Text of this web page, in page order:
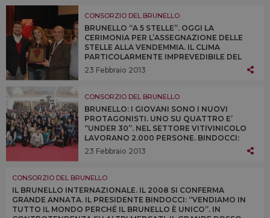
CONSORZIO DEL BRUNELLO
BRUNELLO “A 5 STELLE”. OGGI LA
CERIMONIA PER L’ASSEGNAZIONE DELLE
STELLE ALLA VENDEMMIA. IL CLIMA
PARTICOLARMENTE IMPREVEDIBILE DEL
2012 NON HA INFLUITO SULLA QUALITÀ
DELLE UVE RACCOLTE A MONTALCINO, A
14%
23 Febbraio 2013
CONSORZIO DEL BRUNELLO
BRUNELLO: I GIOVANI SONO I NUOVI
PROTAGONISTI. UNO SU QUATTRO E’
“UNDER 30”. NEL SETTORE VITIVINICOLO
LAVORANO 2.000 PERSONE. BINDOCCI:
“MONTALCINO È ESEMPIO RIUSCITO DI
TERRITORIO, DOVE L’AGRICOLTURA CREA
TERRITORIO”
23 Febbraio 2013
CONSORZIO DEL BRUNELLO
IL BRUNELLO INTERNAZIONALE. IL 2008 SI CONFERMA
GRANDE ANNATA. IL PRESIDENTE BINDOCCI: “VENDIAMO IN
TUTTO IL MONDO PERCHÉ IL BRUNELLO È UNICO”. IN